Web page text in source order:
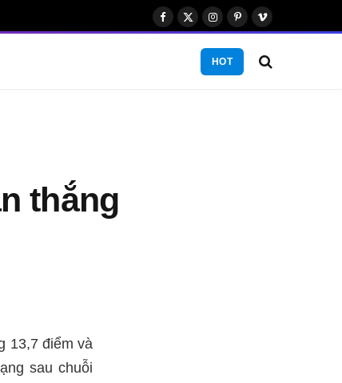
Facebook
X
Instagram
PinterestVimeo
HOT
thắng
13,7 điểm và
sau chuỗi